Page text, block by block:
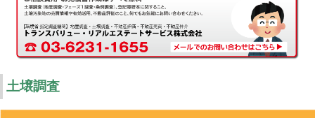
土壌調査